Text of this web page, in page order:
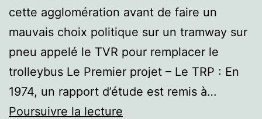
cette agglomération avant de faire un
mauvais choix politique sur un tramway sur
pneu appelé le TVR pour remplacer le
trolleybus Le Premier projet – Le TRP : En
1974, un rapport d’étude est remis à…
Poursuivre la lecture